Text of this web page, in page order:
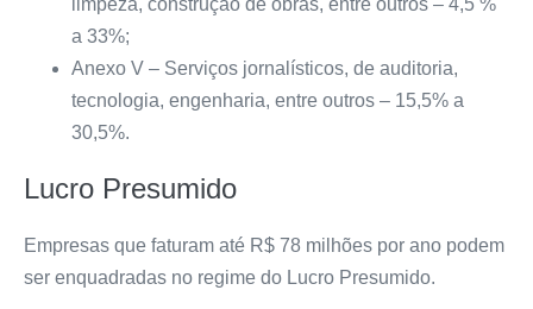
limpeza, construção de obras, entre outros – 4,5 %
a 33%;
Anexo V – Serviços jornalísticos, de auditoria,
tecnologia, engenharia, entre outros – 15,5% a
30,5%.
Lucro Presumido
Empresas que faturam até R$ 78 milhões por ano podem
ser enquadradas no regime do Lucro Presumido.